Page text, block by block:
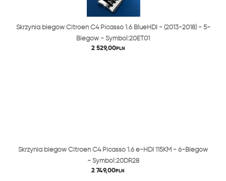
Skrzynia biegów Citroen C4 Picasso 1.6 BlueHDI - (2013-2018) - 5-
Biegów - Symbol:20ET01
2 529,00PLN
Skrzynia biegów Citroen C4 Picasso 1.6 e-HDI 115KM - 6-Biegów
- Symbol:20DR28
2 749,00PLN